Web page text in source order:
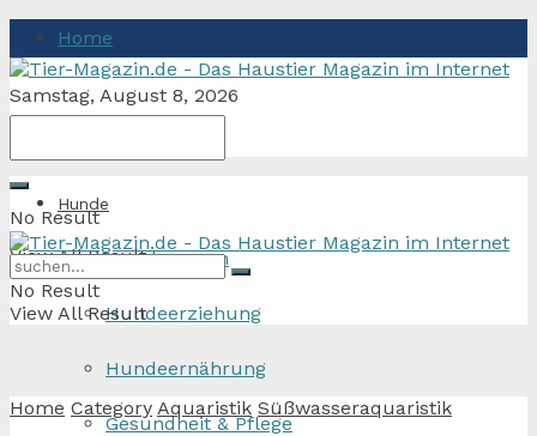
Home
Samstag, August 8, 2026
No Result
View All Result
Hunde
Hunderassen
Hundeerziehung
Hundeernährung
Gesundheit & Pflege
No Result
View All Result
Home Category Aquaristik Süßwasseraquaristik